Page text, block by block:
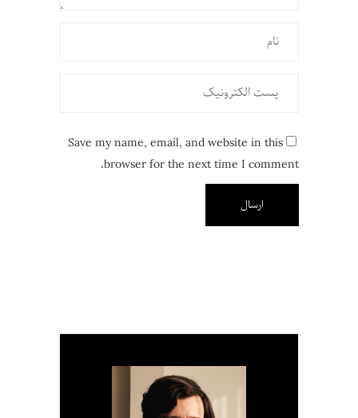
Save my name, email, and website in this
browser for the next time I comment.